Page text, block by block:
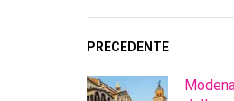
PRECEDENTE